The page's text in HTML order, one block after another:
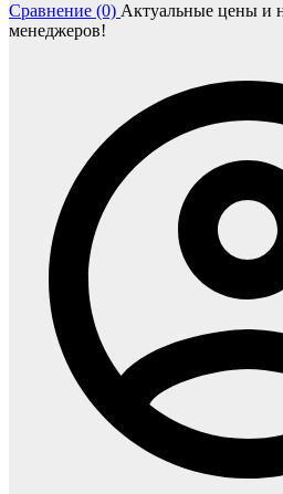
Сравнение (0) Актуальные цены и
менеджеров!